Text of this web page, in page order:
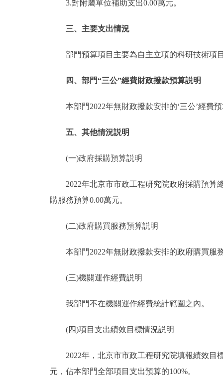
3.對附屬單位補助支出0.00萬元。
三、主要支出情況
部門預算項目主要為自主立項的科研技術項
四、部門“三公”經費財政撥款預算説明
本部門2022年無財政撥款安排的‘三公’經費
五、其他情況説明
(一)政府採購預算説明
2022年北京市市政工程研究院政府採購預算總
購服務預算0.00萬元。
(二)政府購買服務預算説明
本部門2022年無財政撥款安排的政府購買服
(三)機關運作經費説明
我部門不在機關運作經費統計範圍之內。
(四)項目支出績效目標情況説明
2022年，北京市市政工程研究院填報績效目標
元，佔本部門全部項目支出預算的100%。